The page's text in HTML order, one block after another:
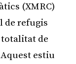
(XMRC)
de refugis
de
estiu